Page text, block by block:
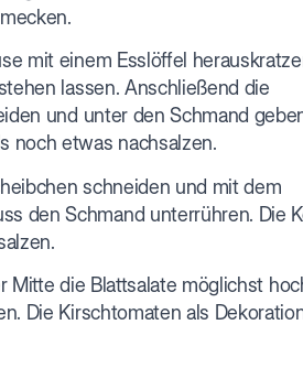
mit einem Esslöffel
lassen. Anschließend die
und unter den Schmand
noch etwas nachsalzen.
schneiden und mit dem
den Schmand unterrühren. Die
Mitte die Blattsalate möglichst
Die Kirschtomaten als